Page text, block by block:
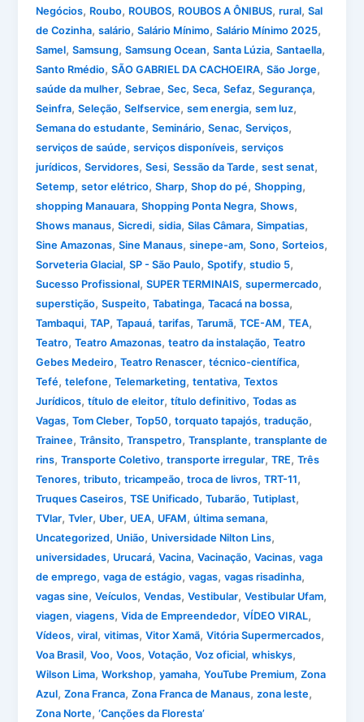
Negócios, Roubo, ROUBOS, ROUBOS A ÔNIBUS,rural,Sal
de Cozinha,salário,Salário Mínimo,Salário Mínimo 2025,
Samel,Samsung,Samsung Ocean,Santa Lúzia,Santaella,
Santo Rmédio,SÃO GABRIEL DA CACHOEIRA,São Jorge,
saúde da mulher,Sebrae,Sec,Seca,Sefaz,Segurança,
Seinfra,Seleção,Selfservice,sem energia,sem luz,
Semana do estudante,Seminário,Senac,Serviços,
serviços de saúde,serviços disponíveis,serviços
jurídicos,Servidores,Sesi,Sessão da Tarde,sest senat,
Setemp,setor elétrico,Sharp,Shop do pé,Shopping,
shopping Manauara,Shopping Ponta Negra,Shows,
Shows manaus,Sicredi,sidia,Silas Câmara,Simpatias,
Sine Amazonas,Sine Manaus,sinepe-am,Sono,Sorteios,
Sorveteria Glacial,SP - São Paulo,Spotify,studio 5,
Sucesso Profissional,SUPER TERMINAIS,supermercado,
superstição,Suspeito,Tabatinga,Tacacá na bossa,
Tambaqui,TAP,Tapauá,tarifas,Tarumã,TCE-AM,TEA,
Teatro,Teatro Amazonas,teatro da instalação,Teatro
Gebes Medeiro,Teatro Renascer,técnico-científica,
Tefé,telefone,Telemarketing,tentativa,Textos
Jurídicos,título de eleitor,título definitivo,Todas as
Vagas,Tom Cleber,Top50,torquato tapajós,tradução,
Trainee,Trânsito,Transpetro,Transplante,transplante de
rins,Transporte Coletivo,transporte irregular,TRE,Três
Tenores,tributo,tricampeão,troca de livros,TRT-11,
Truques Caseiros,TSE Unificado,Tubarão,Tutiplast,
TVlar,Tvler, Uber, UEA, UFAM,última semana,
Uncategorized, União, Universidade Nilton Lins,
universidades, Urucará,Vacina,Vacinação,Vacinas,vaga
de emprego,vaga de estágio,vagas,vagas risadinha,
vagas sine,Veículos,Vendas,Vestibular,Vestibular Ufam,
viagen,viagens,Vida de Empreendedor,VÍDEO VIRAL,
Vídeos,viral,vitimas,Vitor Xamã,Vitória Supermercados,
Voa Brasil,Voo,Voos,Votação,Voz oficial,whiskys,
Wilson Lima,Workshop,yamaha,YouTube Premium,Zona
Azul,Zona Franca,Zona Franca de Manaus,zona leste,
Zona Norte,‘Canções da Floresta’